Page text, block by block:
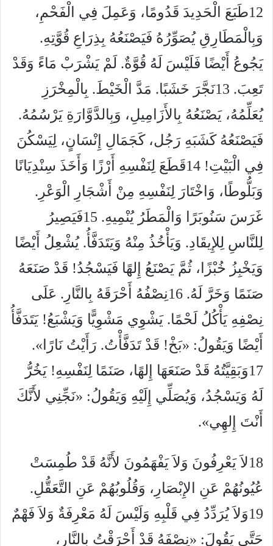
12طَبَعَ الْحَدِيدَ قَدُومًا، وَعَمِلَ فِي الْفَحْمِ،
وَبِالْمَطَارِقِ يُصَوِّرُهُ فَيَصْنَعُهُ بِذِرَاعِ قُوَّتِهِ.
يَجُوعُ أَيْضًا فَلَيْسَ لَهُ قُوَّةٌ. لَمْ يَشْرَبْ مَاءً وَقَدْ
تَعِبَ. 13نَجَّرَ خَشَبًا. مَدَّ الْخَيْطَ. بِالْمِخْرَزِ
يُعَلِّمُهُ، يَصْنَعُهُ بِالأَزَامِيلِ، وَبِالدَّوَّارَةِ يَرْسُمُهُ.
فَيَصْنَعُهُ كَشَبَهِ رَجُل، كَجَمَالِ إِنْسَانٍ، لِيَسْكُنَ
فِي الْبَيْتِ! 14قَطَعَ لِنَفْسِهِ أَرْزًا وَأَخَذَ سِنْدِيَانًا
وَبَلُّوطًا، وَاخْتَارَ لِنَفْسِهِ مِنْ أَشْجَارِ الْوَعْرِ.
غَرَسَ سَنُوبَرًا وَالْمَطَرُ يُنْمِيهِ. 15فَيَصِيرُ
لِلنَّاسِ لِلإِيقَادِ. وَيَأْخُذُ مِنْهُ وَيَتَدَفَّأُ. يُشْعِلُ أَيْضًا
وَيَخْبِزُ خُبْزًا، ثُمَّ يَصْنَعُ إِلهًا فَيَسْجُدُ! قَدْ صَنَعَهُ
صَنَمًا وَخَرَّ لَهُ. 16نِصْفُهُ أَحْرَقَهُ بِالنَّارِ. عَلَى
نِصْفِهِ يَأْكُلُ لَحْمًا. يَشْوِي مَشْوِيًّا وَيَشْبَعُ! يَتَدَفَّأُ
أَيْضًا وَيَقُولُ: «بَخْ! قَدْ تَدَفَّأْتُ. رَأَيْتُ نَارًا».
17وَبَقِيَّتُهُ قَدْ صَنَعَهَا إِلهًا، صَنَمًا لِنَفْسِهِ! يَخُرُّ
لَهُ وَيَسْجُدُ، وَيُصَلِّي إِلَيْهِ وَيَقُولُ: «نَجِّنِي لأَنَّكَ
أَنْتَ إِلهِي».
18لاَ يَعْرِفُونَ وَلاَ يَفْهَمُونَ لأَنَّهُ قَدْ طُمِسَتْ
عُيُونُهُمْ عَنِ الإِبْصَارِ، وَقُلُوبُهُمْ عَنِ التَّعَقُّلِ.
19وَلاَ يُرَدِّدُ فِي قَلْبِهِ وَلَيْسَ لَهُ مَعْرِفَةٌ وَلاَ فَهْمٌ
حَتَّى يَقُولَ: «نِصْفَهُ قَدْ أَحْرَقْتُ بِالنَّارِ،